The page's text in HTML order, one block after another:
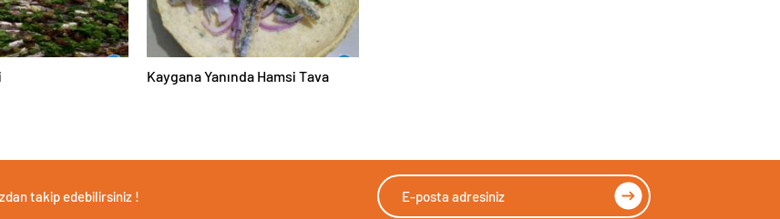
Kaygana Yanında Hamsi Tava
takip edebilirsiniz !